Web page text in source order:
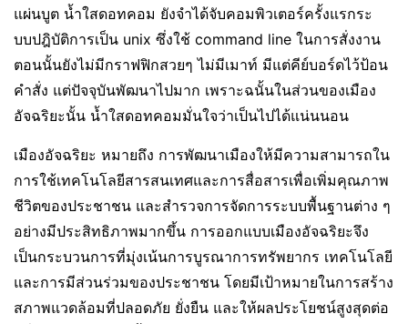
แผ่นบูต น้ำใสดอทคอม ยังจำได้จับคอมพิวเตอร์ครั้งแรกระ
บบปฎิบัติการเป็น unix ซึ่งใช้ command line ในการสั่งงาน
ตอนนั้นยังไม่มีกราฟฟิกสวยๆ ไม่มีเมาท์ มีแต่คีย์บอร์ดไว้ป้อน
คำสั่ง แต่ปัจจุบันพัฒนาไปมาก เพราะฉนั้นในส่วนของเมือง
อัจฉริยะนั้น น้ำใสดอทคอมมั่นใจว่าเป็นไปได้แน่นนอน
เมืองอัจฉริยะ หมายถึง การพัฒนาเมืองให้มีความสามารถใน
การใช้เทคโนโลยีสารสนเทศและการสื่อสารเพื่อเพิ่มคุณภาพ
ชีวิตของประชาชน และสำรวจการจัดการระบบพื้นฐานต่าง ๆ
อย่างมีประสิทธิภาพมากขึ้น การออกแบบเมืองอัจฉริยะจึง
เป็นกระบวนการที่มุ่งเน้นการบูรณาการทรัพยากร เทคโนโลยี
และการมีส่วนร่วมของประชาชน โดยมีเป้าหมายในการสร้าง
สภาพแวดล้อมที่ปลอดภัย ยั่งยืน และให้ผลประโยชน์สูงสุดต่อ